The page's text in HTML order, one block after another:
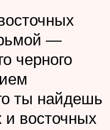
—
черного
ты найдешь
и восточных